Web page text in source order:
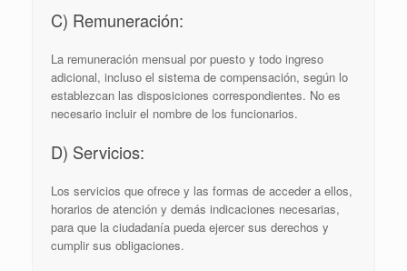
C) Remuneración:
La remuneración mensual por puesto y todo ingreso
adicional, incluso el sistema de compensación, según lo
establezcan las disposiciones correspondientes. No es
necesario incluir el nombre de los funcionarios.
D) Servicios:
Los servicios que ofrece y las formas de acceder a ellos,
horarios de atención y demás indicaciones necesarias,
para que la ciudadanía pueda ejercer sus derechos y
cumplir sus obligaciones.